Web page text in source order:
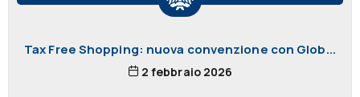
Tax Free Shopping: nuova convenzione con Glob...
2 febbraio 2026